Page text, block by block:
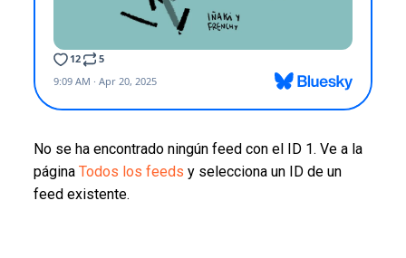
No se ha encontrado ningún feed con el ID 1. Ve a la
página Todos los feeds y selecciona un ID de un
feed existente.